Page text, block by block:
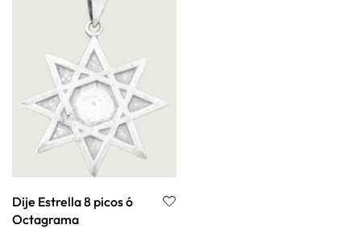
Dije Estrella 8 picos ó
Octagrama